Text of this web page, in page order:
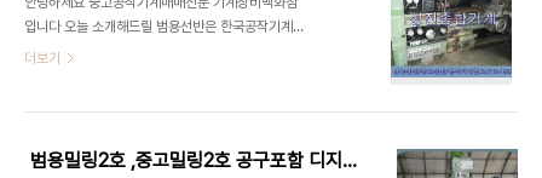
아라기계장터 에서도 확인하실 수 있습니다 - 제품명
: [중고기계] 범용선반/범용선반/중고선
반/460*1000 - [제품번호 : 545682] - 기본사
460*1000 - 제품분류 : 공작기계 > 범용선반 -
입니다 오늘 소개해드릴 범용선반은 한국공작기계에
서 제작한 범용선반 710*1500 중고범용선반 입니
취급품목 범용선반710*1500 중고범용선반 다아
라기계장터 에서도 확인하실 수 있습니다 - 제품명 :
더보기
범용밀링2호 ,중고밀링2호 공구포함 디지탈3축을 소개합니다